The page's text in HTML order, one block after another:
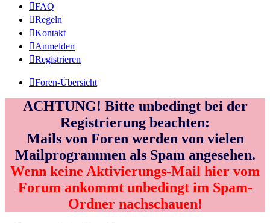
FAQ
Regeln
Kontakt
Anmelden
Registrieren
Foren-Übersicht
ACHTUNG! Bitte unbedingt bei der
Registrierung beachten:
Mails von Foren werden von vielen
Mailprogrammen als Spam angesehen.
Wenn keine Aktivierungs-Mail hier vom
Forum ankommt unbedingt im Spam-
Ordner nachschauen!